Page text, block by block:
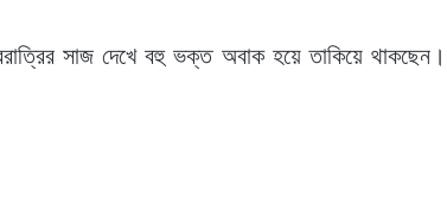
সাজ দেখে বহু ভক্ত অবাক হয়ে তাকিয়ে থাকছেন।